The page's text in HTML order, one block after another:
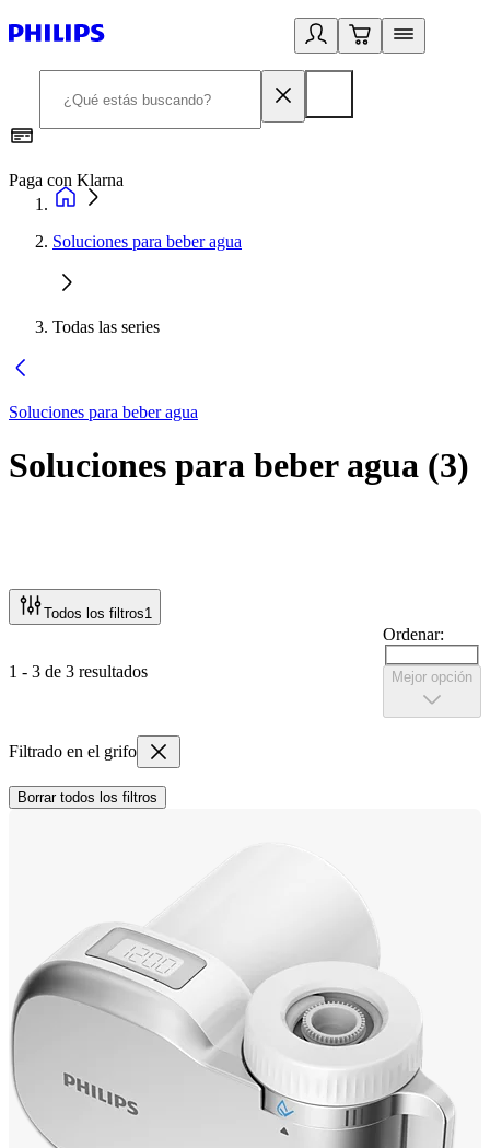
Paga con Klarna
Soluciones para beber agua
Todas las series
Soluciones para beber agua
Soluciones para beber agua (3)
Todos los filtros1
1 - 3 de 3 resultados
Ordenar:
Mejor opción
Filtrado en el grifo
Borrar todos los filtros